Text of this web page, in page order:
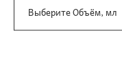
Выберите Объём, мл